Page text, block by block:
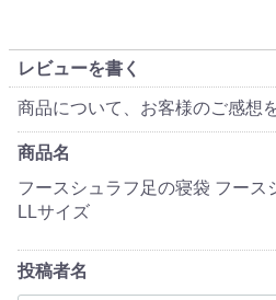
レビューを書く
商品について、お客様のご感想
商品名
フースシュラフ足の寝袋 フース
LLサイズ
投稿者名